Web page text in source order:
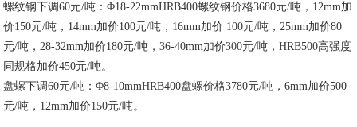
螺纹钢下调60元/吨：Φ18-22mmHRB400螺纹钢价格3680元/吨，12mm加
价150元/吨，14mm加价100元/吨，16mm加价 100元/吨，25mm加价80
元/吨，28-32mm加价180元/吨，36-40mm加价300元/吨，HRB500高强度
同规格加价450元/吨。
盘螺下调60元/吨：Φ8-10mmHRB400盘螺价格3780元/吨，6mm加价500
元/吨，12mm加价150元/吨。